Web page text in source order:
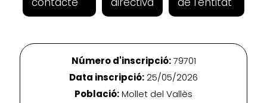
Número d'inscripció:79701
Data inscripció:25/05/2026
Població:Mollet del Vallès